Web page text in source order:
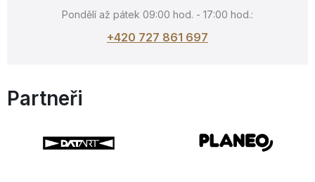
Pondělí až pátek 09:00 hod. - 17:00 hod.:
+420 727 861 697
Partneři